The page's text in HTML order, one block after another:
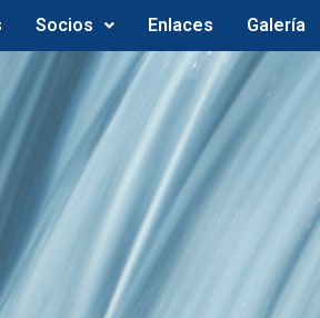
Socios Enlaces Galería